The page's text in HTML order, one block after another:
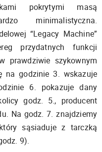
pokrytymi masą
minimalistyczna.
“Legacy Machine”
przydatnych funkcji
prawdziwie szykownym
na godzinie 3. wskazuje
6. pokazuje dany
godz. 5., producent
Na godz. 7. znajdziemy
sąsiaduje z tarczką
9).